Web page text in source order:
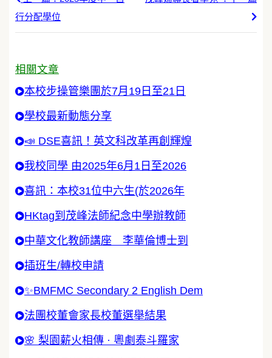
行分配學位
相關文章
本校步操管樂團於7月19日至21日
學校最新動態分享
📣 DSE喜訊！英文科改革再創輝煌
我校同學 由2025年6月1日至2026
喜訊：本校31位中六生(於2026年
HKtag到茂峰法師紀念中學辦教師
中華文化教師講座 李華倫博士到
插班生/轉校申請
✨BMFMC Secondary 2 English Dem
法團校董會家長校董選舉結果
🌸 梨園薪火相傳 · 粵劇泰斗羅家